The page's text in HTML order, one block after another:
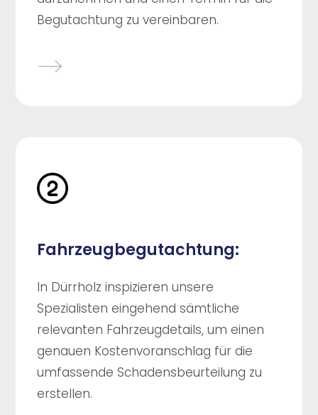
Begutachtung zu vereinbaren.
Fahrzeugbegutachtung:
In Dürrholz inspizieren unsere
Spezialisten eingehend sämtliche
relevanten Fahrzeugdetails, um einen
genauen Kostenvoranschlag für die
umfassende Schadensbeurteilung zu
erstellen.